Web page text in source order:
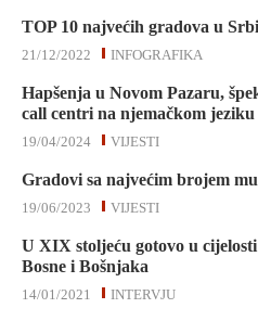
TOP 10 najvećih gradova u
INFOGRAFIKA
21/12/2022
Hapšenja u Novom Pazaru,
call centri na njemačkom jeziku
VIJESTI
19/04/2024
Gradovi sa najvećim brojem
VIJESTI
19/06/2023
U XIX stoljeću gotovo u
Bosne i Bošnjaka
INTERVJU
14/01/2021